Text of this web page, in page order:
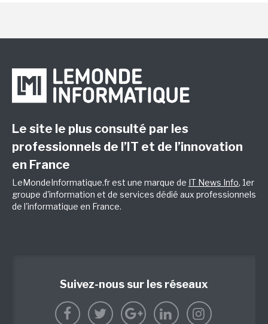
Le site le plus consulté par les
professionnels de l’IT et de l’innovation
en France
LeMondeInformatique.fr est une marque de IT News Info, 1er
groupe d'information et de services dédié aux professionnels
de l'informatique en France.
Suivez-nous sur les réseaux